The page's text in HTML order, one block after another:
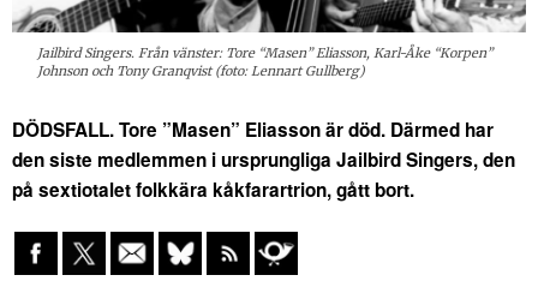
Jailbird Singers. Från vänster: Tore “Masen” Eliasson, Karl-Åke “Korpen”
Johnson och Tony Granqvist (foto: Lennart Gullberg)
DÖDSFALL. Tore ”Masen” Eliasson är död. Därmed har
den siste medlemmen i ursprungliga Jailbird Singers, den
på sextiotalet folkkära kåkfarartrion, gått bort.